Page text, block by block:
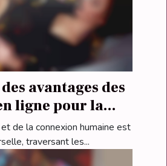
avantages des
ligne pour la
homosexuelle
de la connexion humaine est
traversant les...